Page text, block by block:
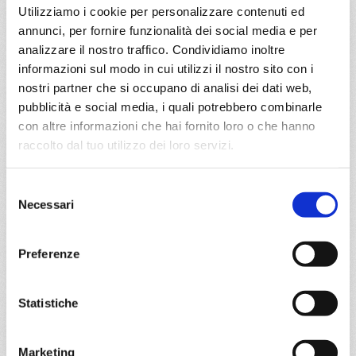
Utilizziamo i cookie per personalizzare contenuti ed
annunci, per fornire funzionalità dei social media e per
analizzare il nostro traffico. Condividiamo inoltre
informazioni sul modo in cui utilizzi il nostro sito con i
nostri partner che si occupano di analisi dei dati web,
pubblicità e social media, i quali potrebbero combinarle
con altre informazioni che hai fornito loro o che hanno
raccolto dal tuo utilizzo dei loro servizi.
delNecessari
Preferenze
Statistiche
Marketing
€ 635
Mediterraneo8 giorni
da SavonaconCosta Fascinosa
Savona